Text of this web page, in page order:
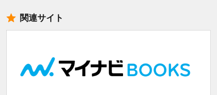
関連サイト